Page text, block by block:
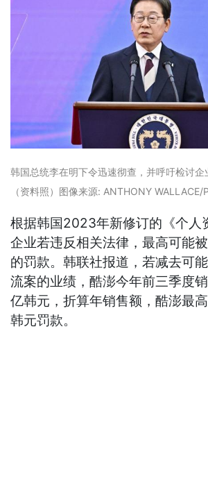
韩国总统李在明下令迅速彻查，并呼吁检讨企
（资料照） 图像来源: ANTHONY WALLACE/
根据韩国2023年新修订的《个人
企业若违反相关法律，最高可能
的罚款。韩联社报道，若减去可
流案的业绩，酷澎今年前三季度
亿韩元，折算年销售额，酷澎最
韩元罚款。